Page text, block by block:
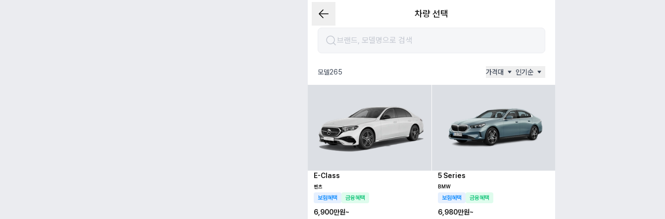
차량 선택
모델265 가격대 인기순
E-Class
벤츠
보험혜택 금융혜택
6,900만원~
5 Series
BMW
보험혜택 금융혜택
6,980만원~